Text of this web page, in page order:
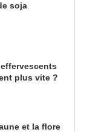
soja
plus vite ?
et la flore